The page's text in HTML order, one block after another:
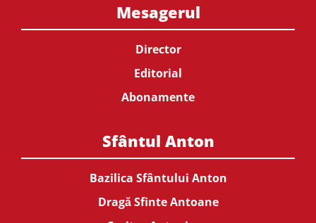
Mesagerul
Director
Editorial
Abonamente
Sfântul Anton
Bazilica Sfântului Anton
Dragă Sfinte Antoane